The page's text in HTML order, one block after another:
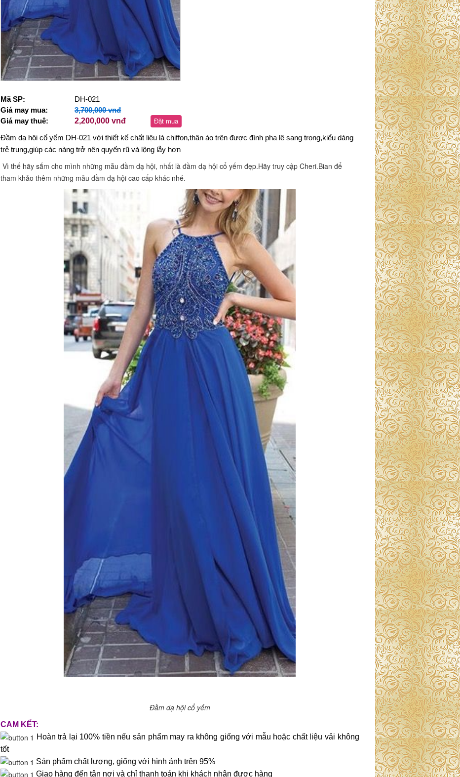
Mã SP:
DH-021
Giá may mua:
3,700,000 vnđ
Giá may thuê:
2,200,000 vnđ Đặt mua
Đầm dạ hội cổ yếm DH-021 với thiết kế chất liệu là chiffon,thân áo trên được đính pha lê sang trọng,kiểu dáng
trẻ trung,giúp các nàng trở nên quyến rũ và lộng lẫy hơn
Vì thế hãy sắm cho mình những mẫu đầm dạ hội, nhất là đầm dạ hội cổ yếm đẹp.Hãy truy cập Cheri.Bian để
tham khảo thêm những mẫu đầm dạ hội cao cấp khác nhé.
Đầm dạ hội cổ yếm
CAM KẾT:
Hoàn trả lại 100% tiền nếu sản phẩm may ra không giống với mẫu hoặc chất liệu vải không
tốt
Sản phẩm chất lượng, giống với hình ảnh trên 95%
Giao hàng đến tận nơi và chỉ thanh toán khi khách nhận được hàng